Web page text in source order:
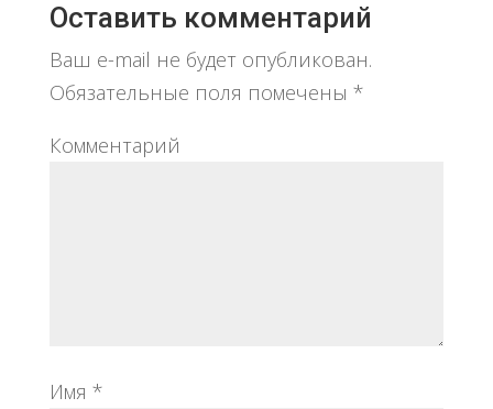
Оставить комментарий
Ваш e-mail не будет опубликован.
Обязательные поля помечены *
Комментарий
Имя *